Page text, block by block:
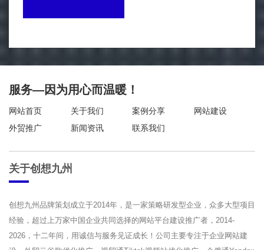
服务—因为用心而温暖！
网站首页 关于我们 案例分享
网站建设
外贸推广
新闻资讯 联系我们
关于创想九州
创想九州品牌策划成立于2014年，是一家策略研发型企业，众多大型项目
经验，超过上万家中国企业共同选择的网站平台建设推广者，2014-
2026，十二年间，用诚信与服务见证成长！公司主要专注于企业网站建